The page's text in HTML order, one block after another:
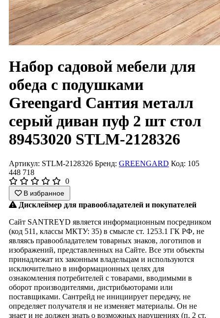
Набор садовой мебели для
обеда с подушками
Greengard Сантия металл
серый диван пуф 2 шт стол
89453020 STLM-2128326
Артикул: STLM-2128326 Бренд: GREENGARD Код: 105
448 718
0
В избранное
Дисклеймер для правообладателей и покупателей
Сайт SANTREYD является информационным посредником
(код 511, классы МКТУ: 35) в смысле ст. 1253.1 ГК РФ, не
являясь правообладателем товарных знаков, логотипов и
изображений, представленных на Сайте. Все эти объекты
принадлежат их законным владельцам и используются
исключительно в информационных целях для
ознакомления потребителей с товарами, вводимыми в
оборот производителями, дистрибьюторами или
поставщиками. Сантрейд не инициирует передачу, не
определяет получателя и не изменяет материалы. Он не
знает и не должен знать о возможных нарушениях (п. 2 ст.